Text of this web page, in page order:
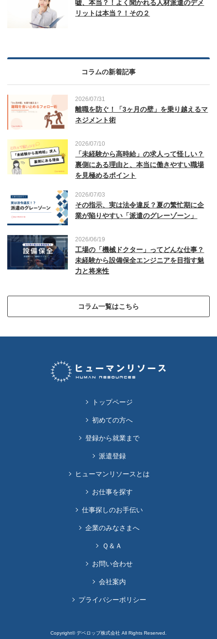
嘘、本当？！よく聞かれる人材派遣のデメ
リットは本当？！その２
コラムの新着記事
2026/07/31
離職を防ぐ！「3ヶ月の壁」を乗り越えるマ
ネジメント術
2026/07/10
「未経験から高時給」の求人って怪しい？
裏側にある理由と、本当に働きやすい職場
を見極めるポイント
2026/07/03
その指示、実は法令違反？夏の繁忙期に企
業が陥りやすい「派遣のグレーゾーン」
2026/06/19
工場の「機械ドクター」ってどんな仕事？
未経験から設備保全エンジニアを目指す魅
力と将来性
コラム一覧はこちら
トップページ
初めての方へ
登録から就業まで
派遣登録
ヒューマンリソースとは
お仕事を探す
仕事探しのお手伝い
企業のみなさまへ
Ｑ＆Ａ
お問い合わせ
会社案内
プライバシーポリシー
Copyright© デベロップ株式会社 All Rights Reserved.